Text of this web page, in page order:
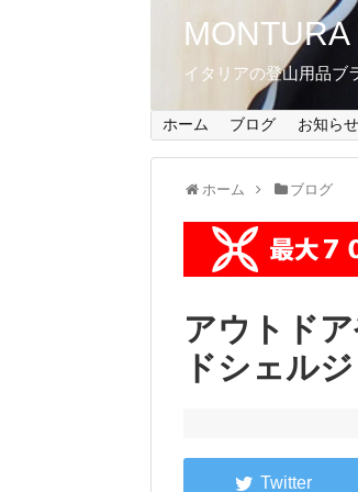
イタリアの登山用品ブ
ホーム ブログ お知らせ
ホーム ブログ
アウトド
ドシェル